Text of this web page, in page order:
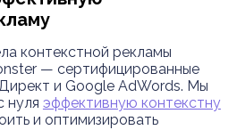
контекстной рекламы
— сертифицированные
и Google AdWords. Мы
нуля эффективную контекстну
и оптимизировать